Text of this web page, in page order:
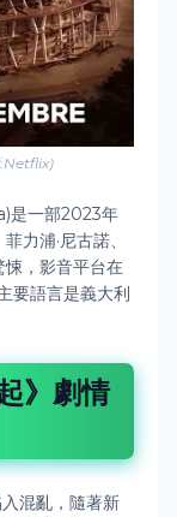
:Netflix)
是一部2023年
力浦·尼古諾、
悚，影音平台在
要語言是義大利
》劇情
混亂，隨著新